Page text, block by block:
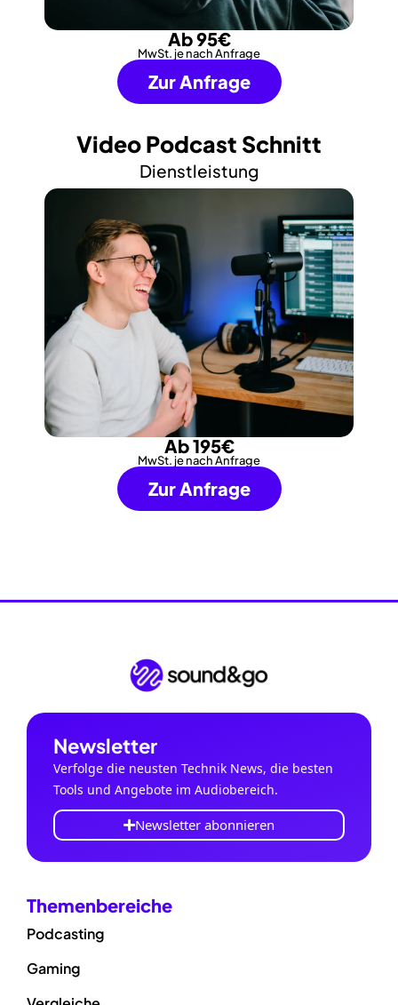
Ab 95€
MwSt. je nach Anfrage
Zur Anfrage
Video Podcast Schnitt
Dienstleistung
Ab 195€
MwSt. je nach Anfrage
Zur Anfrage
Newsletter
Verfolge die neusten Technik News, die besten
Tools und Angebote im Audiobereich.
Newsletter abonnieren
Themenbereiche
Podcasting
Gaming